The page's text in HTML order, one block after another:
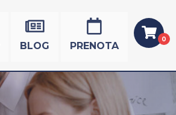
BLOG PRENOTA
0
Nessun prodotto nel
carrello.